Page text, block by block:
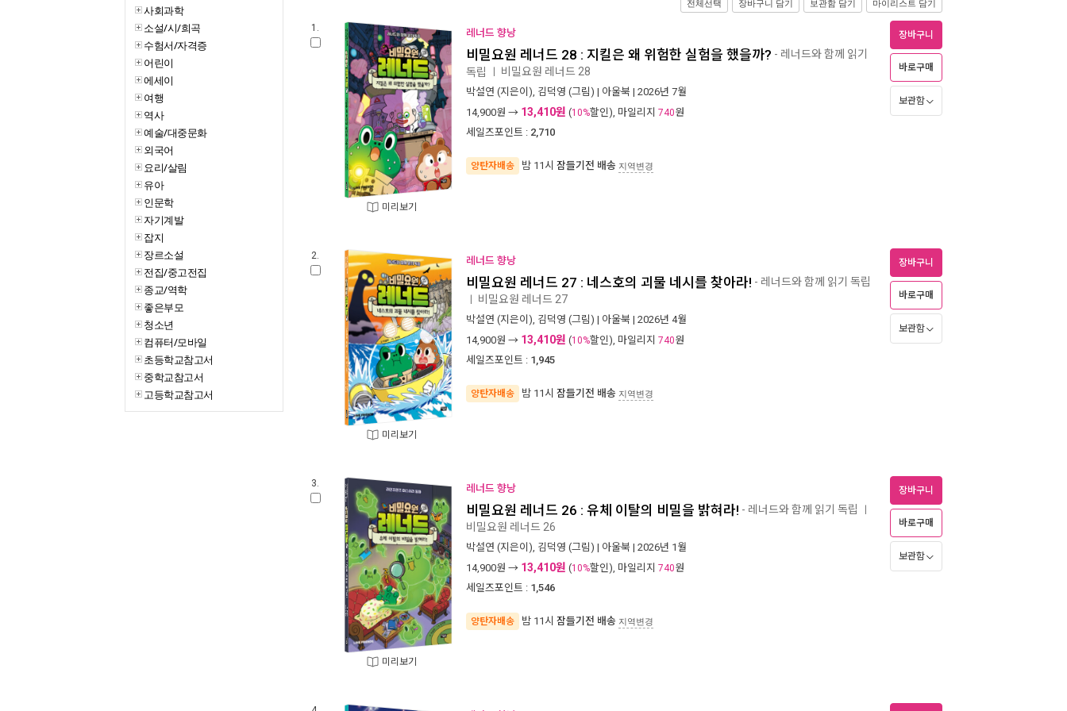
사회과학
소설/시/희곡
수험서/자격증
어린이
에세이
여행
역사
예술/대중문화
외국어
요리/살림
유아
인문학
자기계발
잡지
장르소설
전집/중고전집
종교/역학
좋은부모
청소년
컴퓨터/모바일
초등학교참고서
중학교참고서
고등학교참고서
전체선택 장바구니 담기 보관함 담기 마이리스트 담기
1.
미리보기
레너드 향낭
비밀요원 레너드 28 : 지킬은 왜 위험한 실험을 했을까? - 레너드와 함께 읽기
독립 비밀요원 레너드 28
박설연 (지은이), 김덕영 (그림) | 아울북 | 2026년 7월
14,900원 → 13,410원 (10%할인), 마일리지 740원
세일즈포인트 : 2,710
양탄자배송 밤 11시 잠들기전 배송 지역변경
장바구니
바로구매
보관함
2.
미리보기
레너드 향낭
비밀요원 레너드 27 : 네스호의 괴물 네시를 찾아라! - 레너드와 함께 읽기 독립
비밀요원 레너드 27
박설연 (지은이), 김덕영 (그림) | 아울북 | 2026년 4월
14,900원 → 13,410원 (10%할인), 마일리지 740원
세일즈포인트 : 1,945
양탄자배송 밤 11시 잠들기전 배송 지역변경
장바구니
바로구매
보관함
3.
미리보기
레너드 향낭
비밀요원 레너드 26 : 유체 이탈의 비밀을 밝혀라! - 레너드와 함께 읽기 독립
비밀요원 레너드 26
박설연 (지은이), 김덕영 (그림) | 아울북 | 2026년 1월
14,900원 → 13,410원 (10%할인), 마일리지 740원
세일즈포인트 : 1,546
양탄자배송 밤 11시 잠들기전 배송 지역변경
장바구니
바로구매
보관함